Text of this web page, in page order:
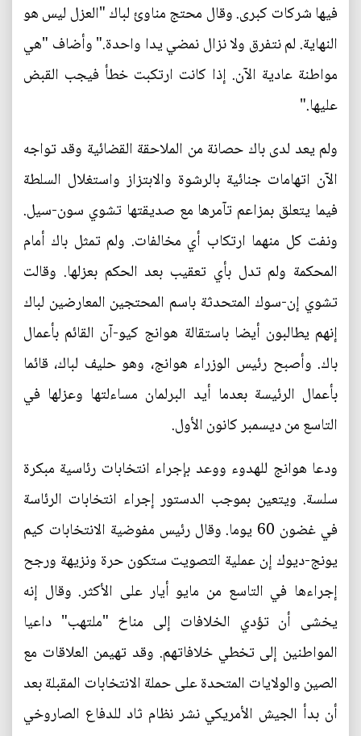
فيها شركات كبرى. وقال محتج مناوئ لباك "العزل ليس هو
النهاية. لم نتفرق ولا نزال نمضي يدا واحدة." وأضاف "هي
مواطنة عادية الآن. إذا كانت ارتكبت خطأ فيجب القبض
عليها."
ولم يعد لدى باك حصانة من الملاحقة القضائية وقد تواجه
الآن اتهامات جنائية بالرشوة والابتزاز واستغلال السلطة
فيما يتعلق بمزاعم تآمرها مع صديقتها تشوي سون-سيل.
ونفت كل منهما ارتكاب أي مخالفات. ولم تمثل باك أمام
المحكمة ولم تدل بأي تعقيب بعد الحكم بعزلها. وقالت
تشوي إن-سوك المتحدثة باسم المحتجين المعارضين لباك
إنهم يطالبون أيضا باستقالة هوانج كيو-آن القائم بأعمال
باك. وأصبح رئيس الوزراء هوانج، وهو حليف لباك، قائما
بأعمال الرئيسة بعدما أيد البرلمان مساءلتها وعزلها في
التاسع من ديسمبر كانون الأول.
ودعا هوانج للهدوء ووعد بإجراء انتخابات رئاسية مبكرة
سلسة. ويتعين بموجب الدستور إجراء انتخابات الرئاسة
في غضون 60 يوما. وقال رئيس مفوضية الانتخابات كيم
يونج-ديوك إن عملية التصويت ستكون حرة ونزيهة ورجح
إجراءها في التاسع من مايو أيار على الأكثر. وقال إنه
يخشى أن تؤدي الخلافات إلى مناخ "ملتهب" داعيا
المواطنين إلى تخطي خلافاتهم. وقد تهيمن العلاقات مع
الصين والولايات المتحدة على حملة الانتخابات المقبلة بعد
أن بدأ الجيش الأمريكي نشر نظام ثاد للدفاع الصاروخي